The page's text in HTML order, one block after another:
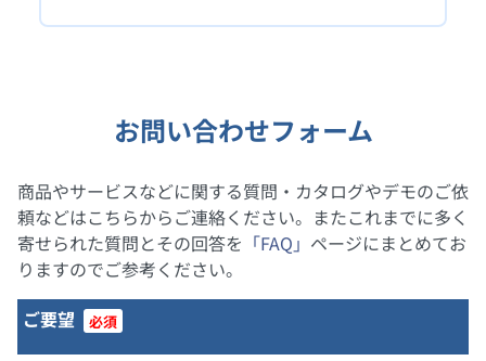
お問い合わせフォーム
商品やサービスなどに関する質問・カタログやデモのご依
頼などはこちらからご連絡ください。またこれまでに多く
寄せられた質問とその回答を 「FAQ」 ページにまとめてお
りますのでご参考ください。
ご要望
必須